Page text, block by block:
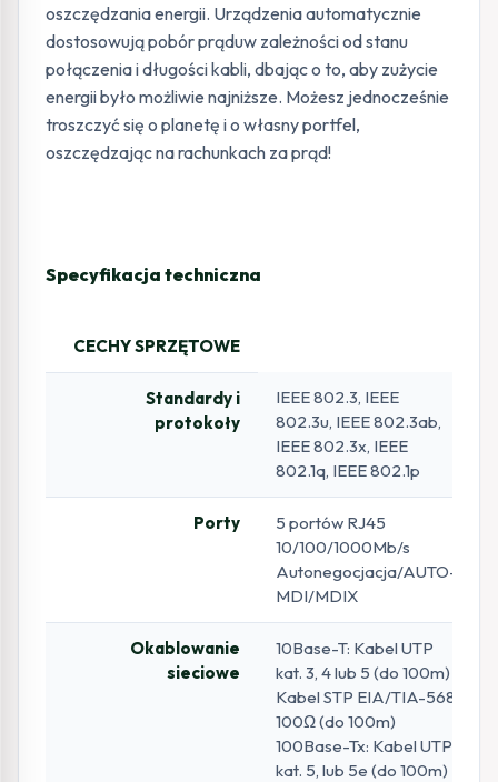
oszczędzania energii. Urządzenia automatycznie
dostosowują pobór prąduw zależności od stanu
połączenia i długości kabli, dbając o to, aby zużycie
energii było możliwie najniższe. Możesz jednocześnie
troszczyć się o planetę i o własny portfel,
oszczędzając na rachunkach za prąd!
Specyfikacja techniczna
CECHY SPRZĘTOWE
Standardy i
protokoły
IEEE 802.3, IEEE
802.3u, IEEE 802.3ab,
IEEE 802.3x, IEEE
802.1q, IEEE 802.1p
Porty
5 portów RJ45
10/100/1000Mb/s
Autonegocjacja/AUTO-
MDI/MDIX
Okablowanie
sieciowe
10Base-T: Kabel UTP
kat. 3, 4 lub 5 (do 100m)
Kabel STP EIA/TIA-568
100Ω (do 100m)
100Base-Tx: Kabel UTP
kat. 5, lub 5e (do 100m)